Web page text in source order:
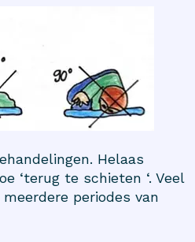
Helaas
‘terug te schieten ‘. Veel
periodes van